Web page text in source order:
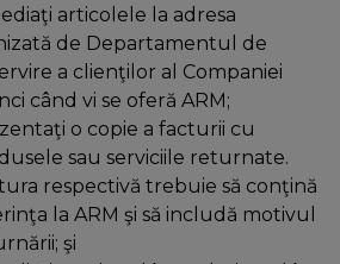
articolele la adresa
de Departamentul de
a clienţilor al Companiei
când vi se oferă ARM;
o copie a facturii cu
sau serviciile returnate.
respectivă trebuie să conţină
la ARM şi să includă motivul
şi